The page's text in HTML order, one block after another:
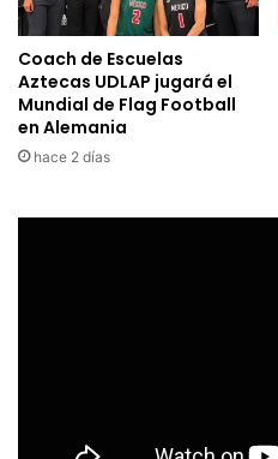
Coach de Escuelas
Aztecas UDLAP jugará el
Mundial de Flag Football
en Alemania
hace 2 días